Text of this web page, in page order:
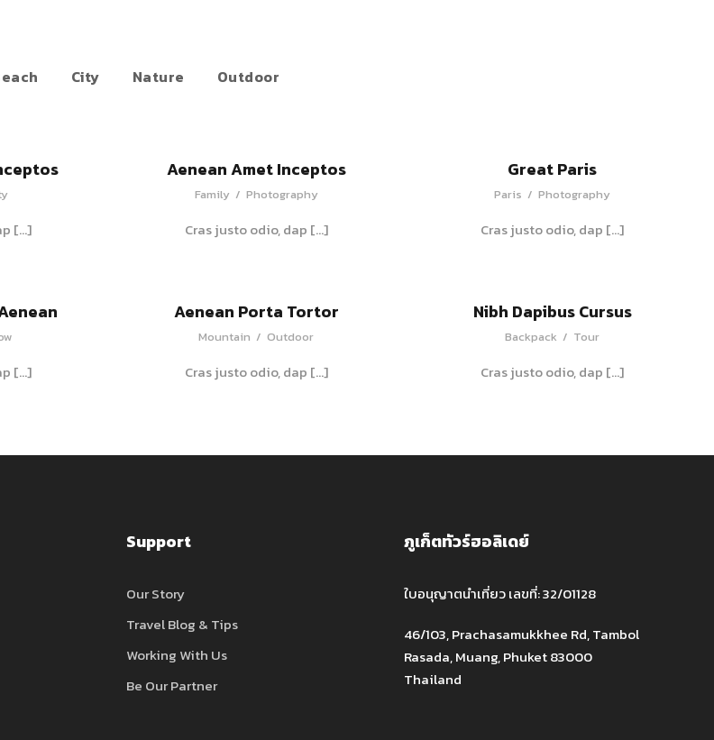
City Nature Outdoor
[…]
Aenean Amet Inceptos
Family / Photography
Cras justo odio, dap […]
Great Paris
Paris / Photography
Cras justo odio, dap […]
[…]
Aenean Porta Tortor
Mountain / Outdoor
Cras justo odio, dap […]
Nibh Dapibus Cursus
Backpack / Tour
Cras justo odio, dap […]
Support
Our Story
Travel Blog & Tips
Working With Us
Be Our Partner
ภูเก็ตทัวร์ฮอลิเดย์
ใบอนุญาตนำเที่ยว เลขที่: 32/01128
46/103, Prachasamukkhee Rd, Tambol
Rasada, Muang, Phuket 83000
Thailand